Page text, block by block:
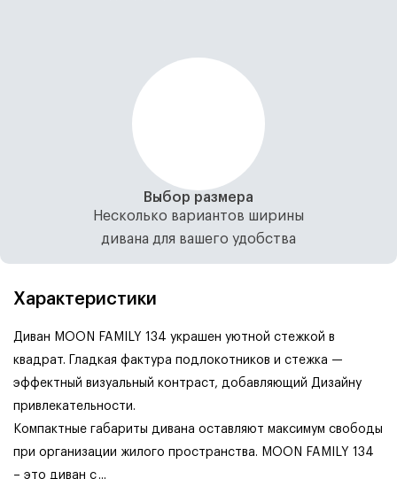
Выбор размера
Несколько вариантов ширины
дивана для вашего удобства
Характеристики
Диван MOON FAMILY 134 украшен уютной стежкой в
квадрат. Гладкая фактура подлокотников и стежка —
эффектный визуальный контраст, добавляющий Дизайну
привлекательности.
Компактные габариты дивана оставляют максимум свободы
при организации жилого пространства. MOON FAMILY 134
– это диван с ...